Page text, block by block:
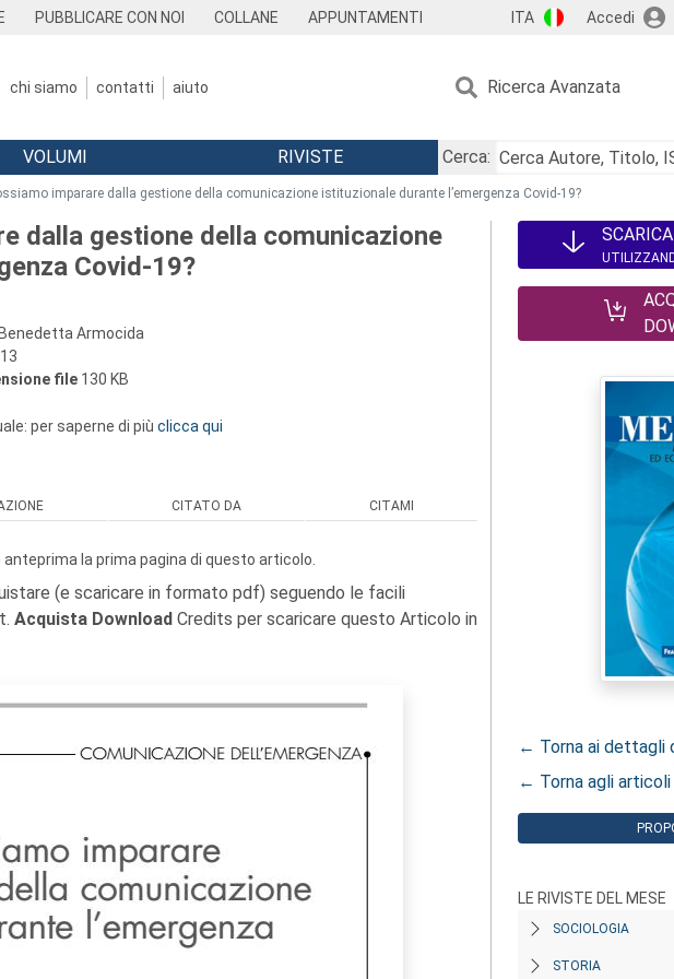
PUBBLICARE CON NOI COLLANE APPUNTAMENTI ITA Accedi
chi siamo contatti aiuto Ricerca Avanzata
VOLUMI RIVISTE
Cerca:
imparare dalla gestione della comunicazione istituzionale durante l’emergenza Covid-19?
dalla gestione della comunicazione
Covid-19?
Armocida
file 130 KB
per saperne di più clicca qui
CITATO DA CITAMI
la prima pagina di questo articolo.
(e scaricare in formato pdf) seguendo le facili
Acquista Download Credits per scaricare questo Articolo in
← Torna ai dettagli
← Torna agli articoli
LE RIVISTE DEL MESE
SOCIOLOGIA
STORIA